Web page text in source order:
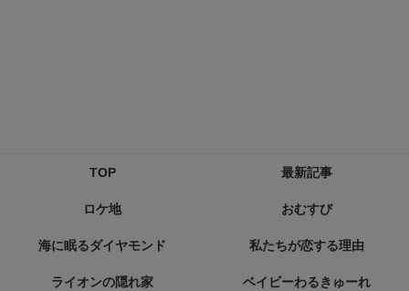
TOP 最新記事
ロケ地 おむすび
海に眠るダイヤモンド 私たちが恋する理由
ライオンの隠れ家 ベイビーわるきゅーれ